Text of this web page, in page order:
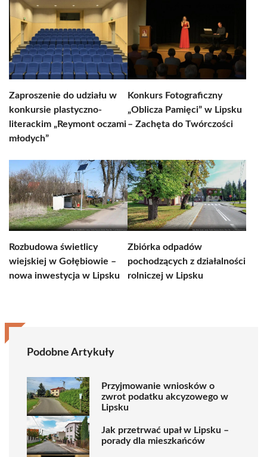
Zaproszenie do udziału w
konkursie plastyczno-
literackim „Reymont oczami
młodych”
Konkurs Fotograficzny
„Oblicza Pamięci” w Lipsku
– Zachęta do Twórczości
Rozbudowa świetlicy
wiejskiej w Gołębiowie –
nowa inwestycja w Lipsku
Zbiórka odpadów
pochodzących z działalności
rolniczej w Lipsku
Podobne Artykuły
Przyjmowanie wniosków o
zwrot podatku akcyzowego w
Lipsku
Jak przetrwać upał w Lipsku –
porady dla mieszkańców